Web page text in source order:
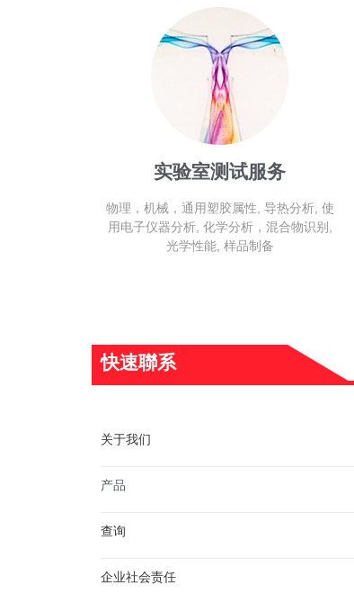
实验室测试服务
物理，机械，通用塑胶属性, 导热分析, 使
用电子仪器分析, 化学分析，混合物识别,
光学性能, 样品制备
快速聯系
关于我们
产品
查询
企业社会责任